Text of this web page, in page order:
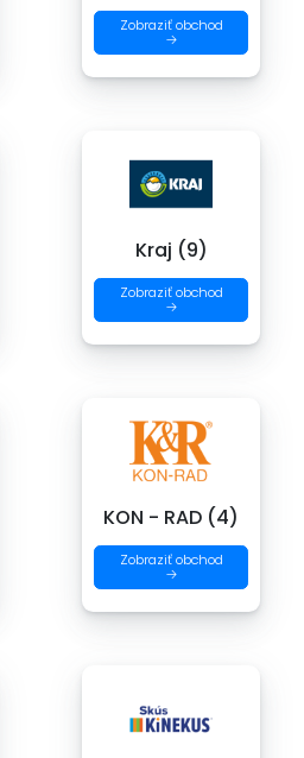
Zobraziť obchod
→
Kraj (9)
Zobraziť obchod
→
KON - RAD (4)
Zobraziť obchod
→